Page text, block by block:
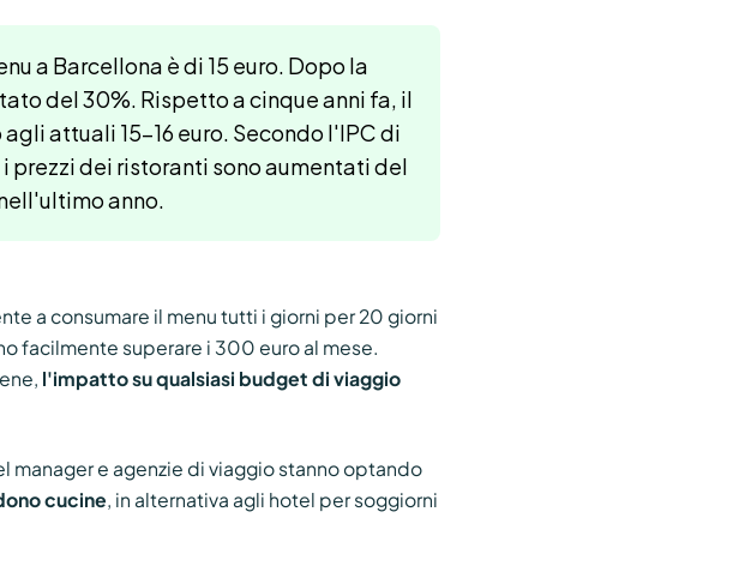
a Barcellona è di 15 euro. Dopo la
del 30%. Rispetto a cinque anni fa, il
agli attuali 15-16 euro. Secondo l'IPC di
dei ristoranti sono aumentati del
anno.
a consumare il menu tutti i giorni per 20 giorni
facilmente superare i 300 euro al mese.
l'impatto su qualsiasi budget di viaggio
manager e agenzie di viaggio stanno optando
cucine, in alternativa agli hotel per soggiorni